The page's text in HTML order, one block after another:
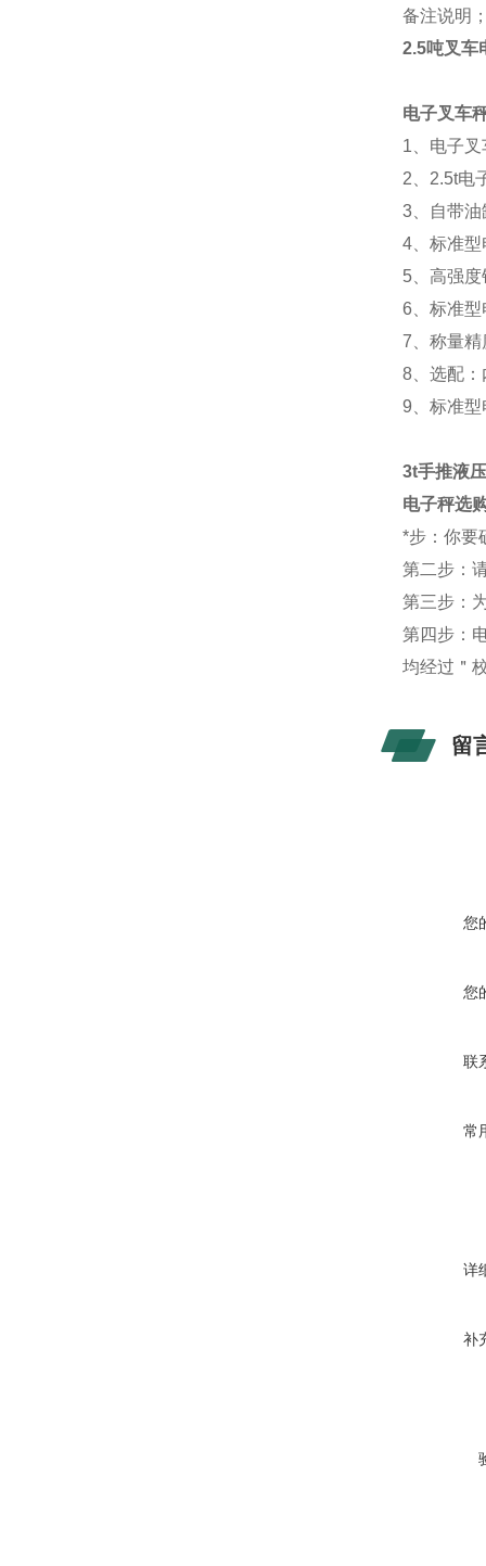
备注说明
2.5吨叉车
电子叉车
1、电子
2、2.5t电
3、自带
4、标准
5、高强
6、标准
7、称量
8、选配
9、标准
3t手推液
电子秤选
*步：你要
第二步：
第三步：
第四步：
均经过＂
留
您
您
联
常
详
补